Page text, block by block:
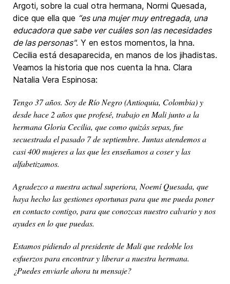
Argoti, sobre la cual otra hermana, Normi Quesada,
dice que ella que “es una mujer muy entregada, una
educadora que sabe ver cuáles son las necesidades
de las personas". Y en estos momentos, la hna.
Cecilia está desaparecida, en manos de los jihadistas.
Veamos la historia que nos cuenta la hna. Clara
Natalia Vera Espinosa:
Tengo 37 años. Soy de Río Negro (Antioquia, Colombia) y
desde hace 2 años que profesé, trabajo en Mali junto a la
hermana Gloria Cecilia, que como quizás sepas, fue
secuestrada el pasado 7 de septiembre. Juntas atendemos a
casi 400 mujeres a las que les enseñamos a coser y las
alfabetizamos.
Agradezco a nuestra actual superiora, Noemí Quesada, que
haya hecho las gestiones oportunas para que me pueda poner
en contacto contigo, para que conozcas nuestro calvario y nos
ayudes en lo que puedas.
Estamos pidiendo al presidente de Mali que redoble los
esfuerzos para encontrar y liberar a nuestra hermana.
¿Puedes enviarle ahora tu mensaje?